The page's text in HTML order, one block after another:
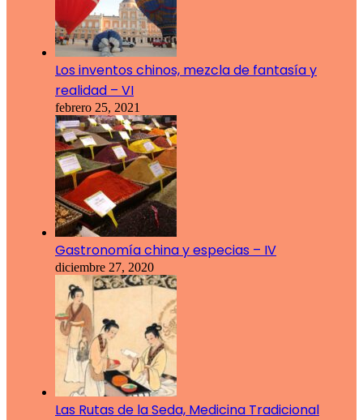
Los inventos chinos, mezcla de fantasía y
realidad – VI
febrero 25, 2021
Gastronomía china y especias – IV
diciembre 27, 2020
Las Rutas de la Seda, Medicina Tradicional